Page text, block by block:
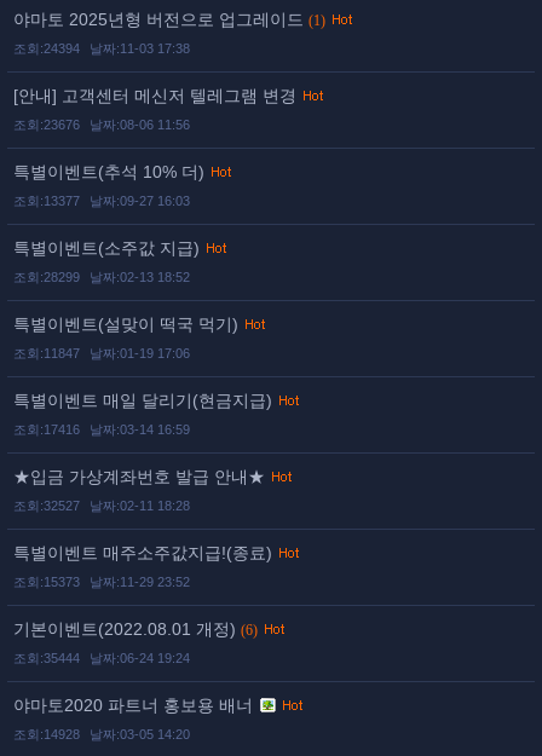
야마토 2025년형 버전으로 업그레이드 (1)
조회:24394 날짜:11-03 17:38
[안내] 고객센터 메신저 텔레그램 변경
조회:23676 날짜:08-06 11:56
특별이벤트(추석 10% 더)
조회:13377 날짜:09-27 16:03
특별이벤트(소주값 지급)
조회:28299 날짜:02-13 18:52
특별이벤트(설맞이 떡국 먹기)
조회:11847 날짜:01-19 17:06
특별이벤트 매일 달리기(현금지급)
조회:17416 날짜:03-14 16:59
★입금 가상계좌번호 발급 안내★
조회:32527 날짜:02-11 18:28
특별이벤트 매주소주값지급!(종료)
조회:15373 날짜:11-29 23:52
기본이벤트(2022.08.01 개정) (6)
조회:35444 날짜:06-24 19:24
야마토2020 파트너 홍보용 배너
조회:14928 날짜:03-05 14:20